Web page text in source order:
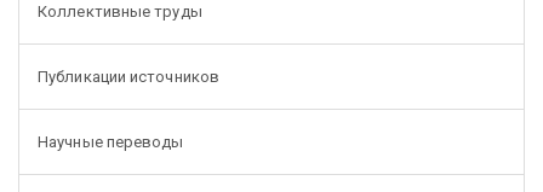
Коллективные труды
Публикации источников
Научные переводы